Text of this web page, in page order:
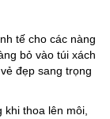
tế cho các nàng
bỏ vào túi xách
đẹp sang trọng
khi thoa lên môi,